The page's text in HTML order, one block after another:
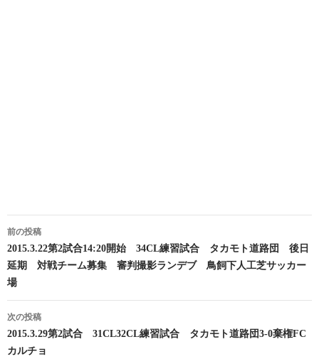
投
稿
ナ
ビ
ゲ
ー
前の投稿
2015.3.22第2試合14:20開始 34CL練習試合 タカモト道路団 後日
延期 対戦チーム募集 審判撮影ランデブ 鳥飼下人工芝サッカー
場
次の投稿
2015.3.29第2試合 31CL32CL練習試合 タカモト道路団3-0棄権FC
カルチョ